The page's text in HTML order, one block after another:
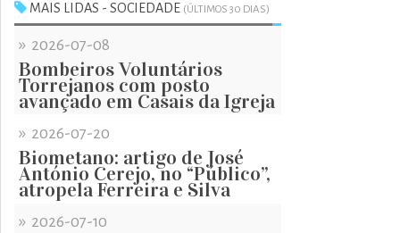
MAIS LIDAS - SOCIEDADE (ÚLTIMOS 30 DIAS)
» 2026-07-08
Bombeiros Voluntários
Torrejanos com posto
avançado em Casais da Igreja
» 2026-07-20
Biometano: artigo de José
António Cerejo, no “Público”,
atropela Ferreira e Silva
» 2026-07-10